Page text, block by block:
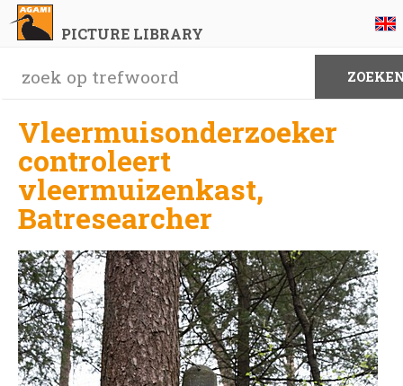
PICTURE LIBRARY
Vleermuisonderzoeker
controleert
vleermuizenkast,
Batresearcher